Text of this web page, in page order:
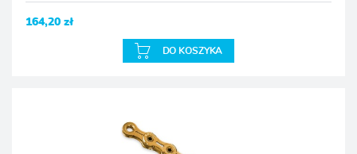
164,20 zł
DO KOSZYKA